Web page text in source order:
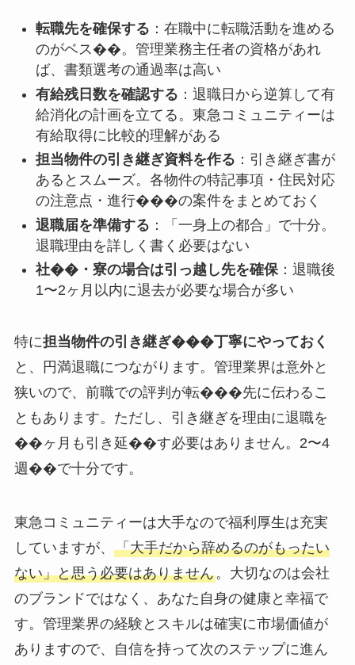
転職先を確保する ：在職中に転職活動を進める
のがベス��。管理業務主任者の資格があれ
ば、書類選考の通過率は高い
有給残日数を確認する ：退職日から逆算して有
給消化の計画を立てる。東急コミュニティーは
有給取得に比較的理解がある
担当物件の引き継ぎ資料を作る ：引き継ぎ書が
あるとスムーズ。各物件の特記事項・住民対応
の注意点・進行���の案件をまとめておく
退職届を準備する ：「一身上の都合」で十分。
退職理由を詳しく書く必要はない
社��・寮の場合は引っ越し先を確保：退職後
1〜2ヶ月以内に退去が必要な場合が多い
特に担当物件の引き継ぎ���丁寧にやっておく
と、円満退職につながります。管理業界は意外と
狭いので、前職での評判が転���先に伝わるこ
ともあります。ただし、引き継ぎを理由に退職を
��ヶ月も引き延��す必要はありません。2〜4
週��で十分です。
東急コミュニティーは大手なので福利厚生は充実
していますが、 「大手だから辞めるのがもったい
ない」と思う必要はありません。大切なのは会社
のブランドではなく、あなた自身の健康と幸福で
す。管理業界の経験とスキルは確実に市場価値が
ありますので、自信を持って次のステップに進ん